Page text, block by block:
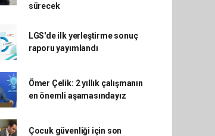
sürecek
LGS'de ilk yerleştirme sonuç
raporu yayımlandı
Ömer Çelik: 2 yıllık çalışmanın
en önemli aşamasındayız
Çocuk güvenliği için son